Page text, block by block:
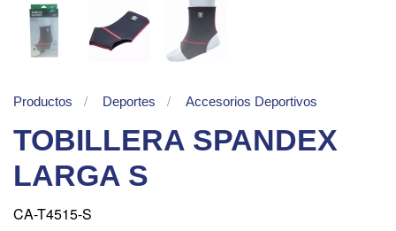
Productos Deportes Accesorios Deportivos
TOBILLERA SPANDEX
LARGA S
CA-T4515-S